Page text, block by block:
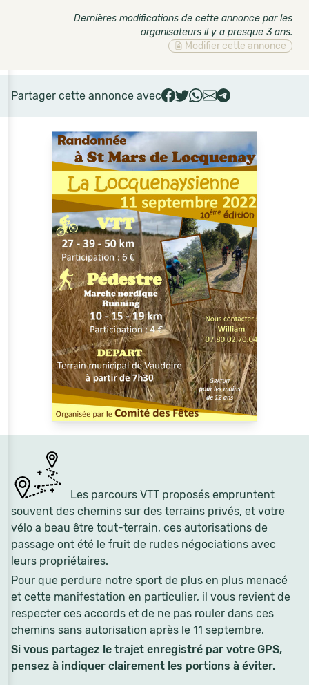
Les parcours VTT proposés empruntent
souvent des chemins sur des terrains privés, et votre
vélo a beau être tout-terrain, ces autorisations de
passage ont été le fruit de rudes négociations avec
leurs propriétaires.
Pour que perdure notre sport de plus en plus menacé
et cette manifestation en particulier, il vous revient de
respecter ces accords et de ne pas rouler dans ces
chemins sans autorisation après le 11 septembre.
Si vous partagez le trajet enregistré par votre GPS,
pensez à indiquer clairement les portions à éviter.
Dernières modifications de cette annonce par les
organisateurs il y a presque 3 ans.
Modifier cette annonce
Partager cette annonce avec